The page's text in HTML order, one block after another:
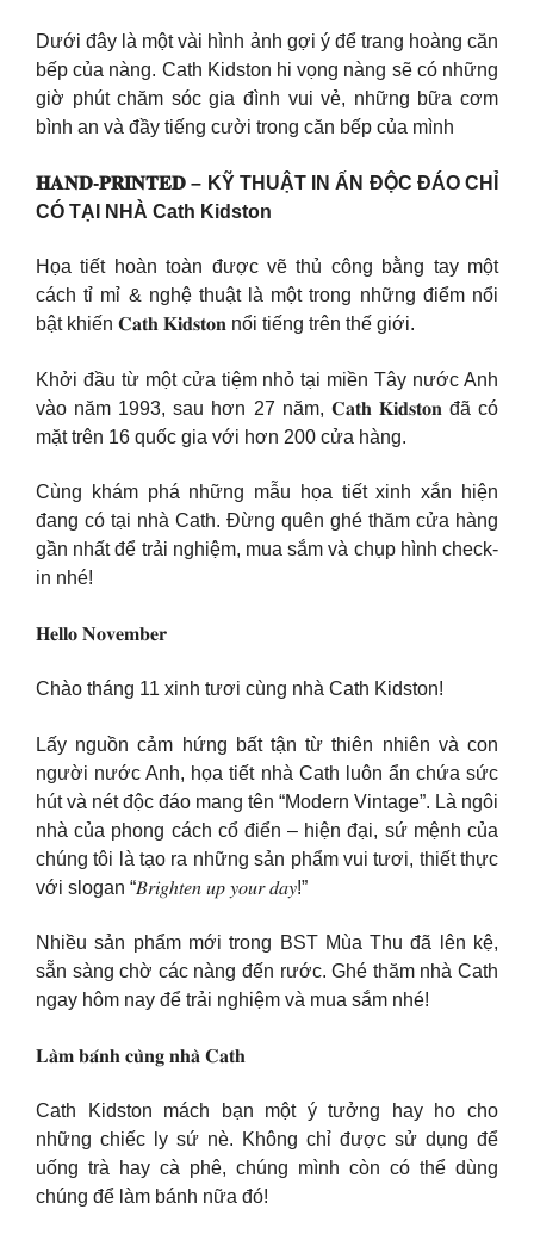
Dưới đây là một vài hình ảnh gợi ý để trang hoàng căn
bếp của nàng. Cath Kidston hi vọng nàng sẽ có những
giờ phút chăm sóc gia đình vui vẻ, những bữa cơm
bình an và đầy tiếng cười trong căn bếp của mình
𝐇𝐀𝐍𝐃-𝐏𝐑𝐈𝐍𝐓𝐄𝐃 – KỸ THUẬT IN ẤN ĐỘC ĐÁO CHỈ
CÓ TẠI NHÀ Cath Kidston
Họa tiết hoàn toàn được vẽ thủ công bằng tay một
cách tỉ mỉ & nghệ thuật là một trong những điểm nổi
bật khiến 𝐂𝐚𝐭𝐡 𝐊𝐢𝐝𝐬𝐭𝐨𝐧 nổi tiếng trên thế giới.
Khởi đầu từ một cửa tiệm nhỏ tại miền Tây nước Anh
vào năm 1993, sau hơn 27 năm, 𝐂𝐚𝐭𝐡 𝐊𝐢𝐝𝐬𝐭𝐨𝐧 đã có
mặt trên 16 quốc gia với hơn 200 cửa hàng.
Cùng khám phá những mẫu họa tiết xinh xắn hiện
đang có tại nhà Cath. Đừng quên ghé thăm cửa hàng
gần nhất để trải nghiệm, mua sắm và chụp hình check-
in nhé!
𝐇𝐞𝐥𝐥𝐨 𝐍𝐨𝐯𝐞𝐦𝐛𝐞𝐫
Chào tháng 11 xinh tươi cùng nhà Cath Kidston!
Lấy nguồn cảm hứng bất tận từ thiên nhiên và con
người nước Anh, họa tiết nhà Cath luôn ẩn chứa sức
hút và nét độc đáo mang tên “Modern Vintage”. Là ngôi
nhà của phong cách cổ điển – hiện đại, sứ mệnh của
chúng tôi là tạo ra những sản phẩm vui tươi, thiết thực
với slogan “𝐵𝑟𝑖𝑔ℎ𝑡𝑒𝑛 𝑢𝑝 𝑦𝑜𝑢𝑟 𝑑𝑎𝑦!”
Nhiều sản phẩm mới trong BST Mùa Thu đã lên kệ,
sẵn sàng chờ các nàng đến rước. Ghé thăm nhà Cath
ngay hôm nay để trải nghiệm và mua sắm nhé!
𝐋𝐚̀𝐦 𝐛𝐚́𝐧𝐡 𝐜𝐮̀𝐧𝐠 𝐧𝐡𝐚̀ 𝐂𝐚𝐭𝐡
Cath Kidston mách bạn một ý tưởng hay ho cho
những chiếc ly sứ nè. Không chỉ được sử dụng để
uống trà hay cà phê, chúng mình còn có thể dùng
chúng để làm bánh nữa đó!